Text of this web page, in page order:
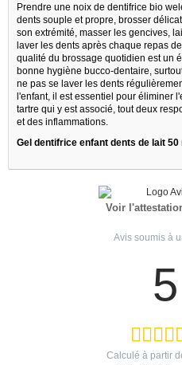
Prendre une noix de dentifrice bio
dents souple et propre, brosser
son extrémité, masser les gencives,
laver les dents après chaque repas
qualité du brossage quotidien est un
bonne hygiène bucco-dentaire,
ne pas se laver les dents
l'enfant, il est essentiel pour éliminer
tartre qui y est associé, tout deux
et des inflammations.
Gel dentifrice enfant dents de lait
Voir
Avis soumis à
5
Calculé à partir